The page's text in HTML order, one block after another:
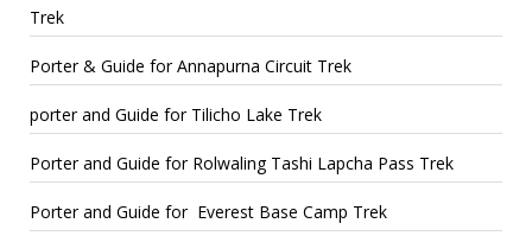
Trek
Porter & Guide for Annapurna Circuit Trek
porter and Guide for Tilicho Lake Trek
Porter and Guide for Rolwaling Tashi Lapcha Pass Trek
Porter and Guide for Everest Base Camp Trek